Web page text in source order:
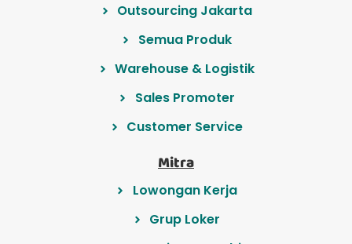
Outsourcing Jakarta
Semua Produk
Warehouse & Logistik
Sales Promoter
Customer Service
Mitra
Lowongan Kerja
Grup Loker